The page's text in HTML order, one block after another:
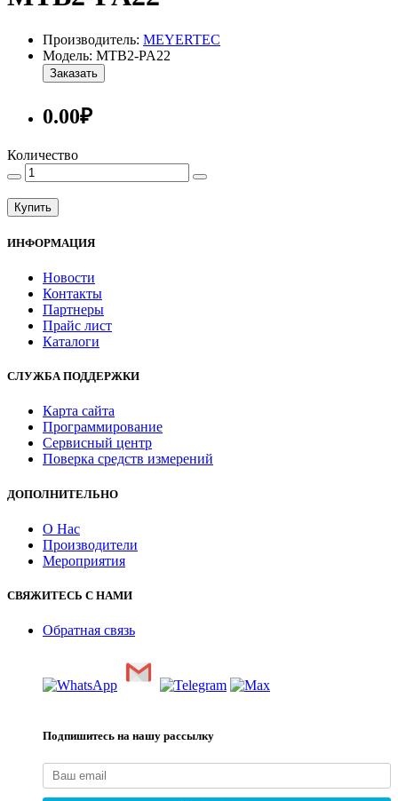
Производитель: MEYERTEC
Модель: MTB2-PA22
Заказать
0.00₽
Количество
Купить
ИНФОРМАЦИЯ
Новости
Контакты
Партнеры
Прайс лист
Каталоги
СЛУЖБА ПОДДЕРЖКИ
Карта сайта
Программирование
Сервисный центр
Поверка средств измерений
ДОПОЛНИТЕЛЬНО
О Нас
Производители
Мероприятия
СВЯЖИТЕСЬ С НАМИ
Обратная связь
Подпишитесь на нашу рассылку